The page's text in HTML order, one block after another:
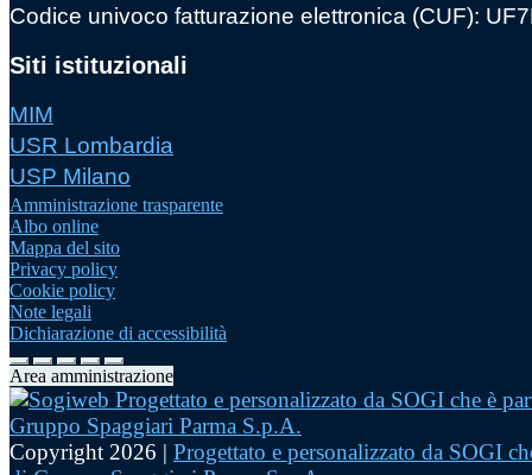
Codice univoco fatturazione elettronica (CUF):
Siti istituzionali
MIM
USR Lombardia
USP Milano
Amministrazione trasparente
Albo online
Mappa del sito
Privacy policy
Cookie policy
Note legali
Dichiarazione di accessibilità
Area amministrazione
Copyright 2026 | Progettato e personalizzato da SOGI